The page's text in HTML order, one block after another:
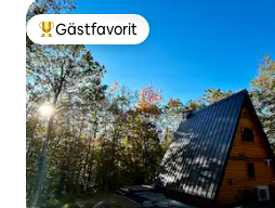
Populär gästfavorit
Gästfavorit